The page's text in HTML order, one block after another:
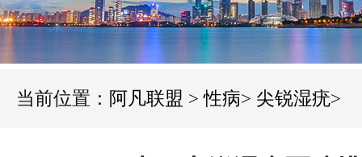
当前位置： 阿凡联盟 >性病> 尖锐湿疣>